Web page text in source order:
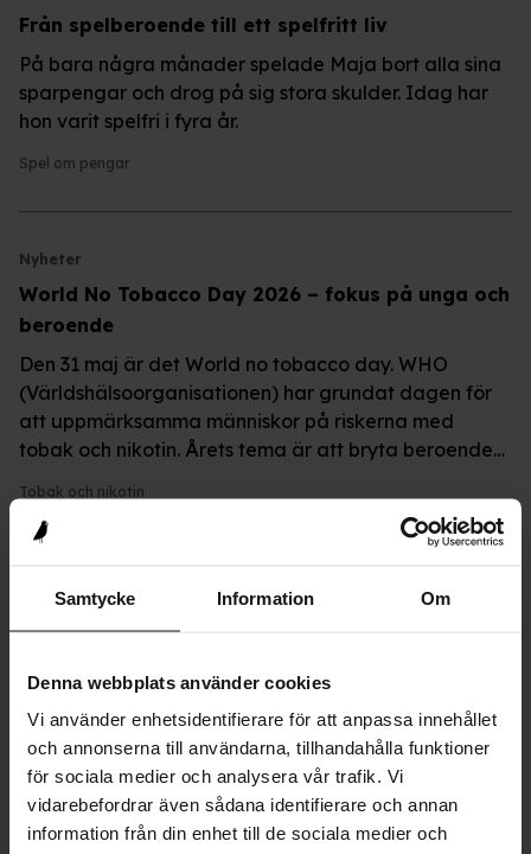
Samtycke Information Om
Denna webbplats använder cookies
Vi använder enhetsidentifierare för att anpassa innehållet
och annonserna till användarna, tillhandahålla funktioner
för sociala medier och analysera vår trafik. Vi
vidarebefordrar även sådana identifierare och annan
information från din enhet till de sociala medier och
Från spelberoende till ett spelfritt liv
På bara några månader spelade Maja bort alla sina
sparpengar och drog på sig stora skulder. Idag har
hon varit spelfri i fyra år.
Spel om pengar
Nyheter
World No Tobacco Day 2026 – fokus på unga och
beroende
Den 31 maj är det World no tobacco day. WHO
(Världshälsoorganisationen) har grundat dagen för
att uppmärksamma människor på riskerna med
tobak och nikotin. Årets tema är att bryta beroende
Tobak och nikotin
Nyheter
roll. Den finns för att uppmärksamma något som är
vanligare än många tror: att ha en förälder som
dricker för mycket alkohol.